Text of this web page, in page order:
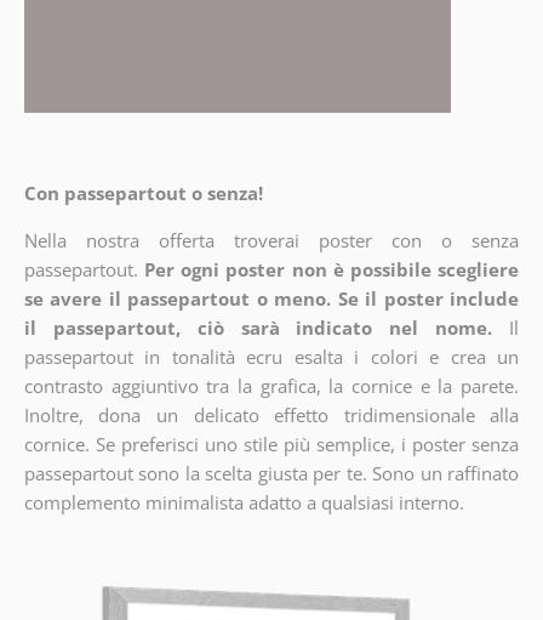
Con passepartout o senza!
Nella nostra offerta troverai poster con o senza
passepartout. Per ogni poster non è possibile scegliere
se avere il passepartout o meno. Se il poster include
il passepartout, ciò sarà indicato nel nome.
Il
passepartout in tonalità ecru esalta i colori e crea un
contrasto aggiuntivo tra la grafica, la cornice e la parete.
Inoltre, dona un delicato effetto tridimensionale alla
cornice. Se preferisci uno stile più semplice, i poster senza
passepartout sono la scelta giusta per te. Sono un raffinato
complemento minimalista adatto a qualsiasi interno.